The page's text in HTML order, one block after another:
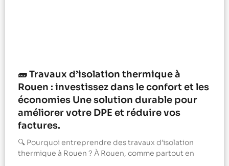
🧱 Travaux d’isolation thermique à
Rouen : investissez dans le confort et les
économies Une solution durable pour
améliorer votre DPE et réduire vos
factures.
🔍 Pourquoi entreprendre des travaux d’isolation
thermique à Rouen ? À Rouen, comme partout en